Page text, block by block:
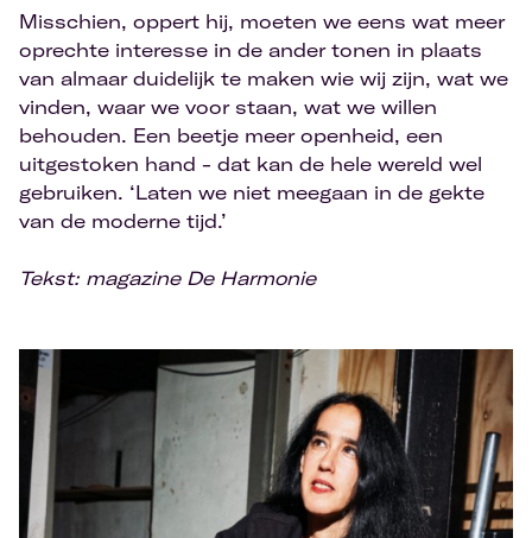
Misschien, oppert hij, moeten we eens wat meer
oprechte interesse in de ander tonen in plaats
van almaar duidelijk te maken wie wij zijn, wat we
vinden, waar we voor staan, wat we willen
behouden. Een beetje meer openheid, een
uitgestoken hand - dat kan de hele wereld wel
gebruiken. ‘Laten we niet meegaan in de gekte
van de moderne tijd.’
Tekst: magazine De Harmonie